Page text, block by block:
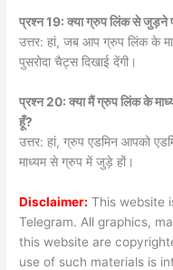
प्रश्न 19: क्या ग्रुप लिंक से जुड़ने
उत्तर: हां, जब आप ग्रुप लिंक के
पुसरोदा चैट्स दिखाई देंगी।
प्रश्न 20: क्या मैं ग्रुप लिंक के
हूँ?
उत्तर: हां, ग्रुप एडमिन आपको
माध्यम से ग्रुप में जुड़े हों।
Disclaimer: This website
Telegram. All graphics,
this website are
use of such materials is